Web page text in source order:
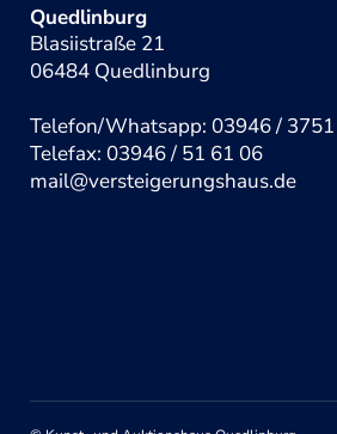
Quedlinburg
Blasiistraße 21
06484 Quedlinburg
Telefon/Whatsapp: 03946 / 3751
Telefax: 03946 / 51 61 06
mail@versteigerungshaus.de